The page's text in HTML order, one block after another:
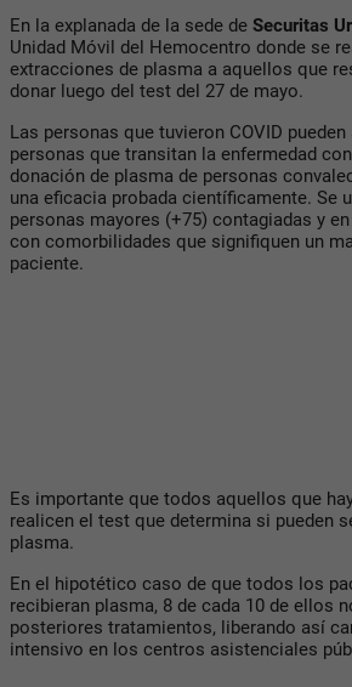
En la explanada de la sede de Securitas
Unidad Móvil del Hemocentro donde se
extracciones de plasma a aquellos que
donar luego del test del 27 de mayo.
Las personas que tuvieron COVID
personas que transitan la enfermedad
donación de plasma de personas
una eficacia probada científicamente. Se
personas mayores (+75) contagiadas y
con comorbilidades que signifiquen un
paciente.
Es importante que todos aquellos que
realicen el test que determina si pueden
plasma.
En el hipotético caso de que todos los
recibieran plasma, 8 de cada 10 de ellos
posteriores tratamientos, liberando así
intensivo en los centros asistenciales